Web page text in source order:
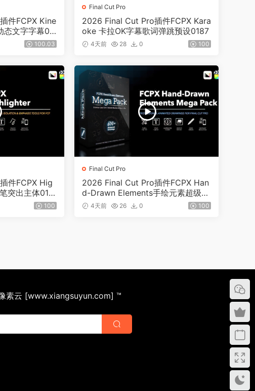
件FCPX Kine
文字字幕01
100.03
Final Cut Pro
2026 Final Cut Pro插件FCPX Kara
oke 卡拉OK字幕歌词弹跳预设0187
4天前 28 0 100
件FCPX Hig
突出主体018
100
Final Cut Pro
2026 Final Cut Pro插件FCPX Han
d-Drawn Elements手绘元素超级包
0183
4天前 26 0 100
素云 [www.xiangsuyun.com] ™